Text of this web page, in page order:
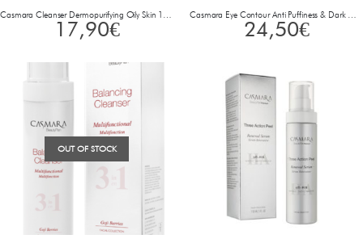
Casmara Cleanser Dermopurifying Oily Skin 150 ml
17,90€
Casmara Eye Contour Anti Puffiness & Dark Circles 15 ml
24,50€
OUT OF STOCK